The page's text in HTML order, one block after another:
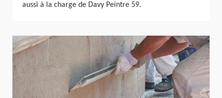
aussi à la charge de Davy Peintre 59.